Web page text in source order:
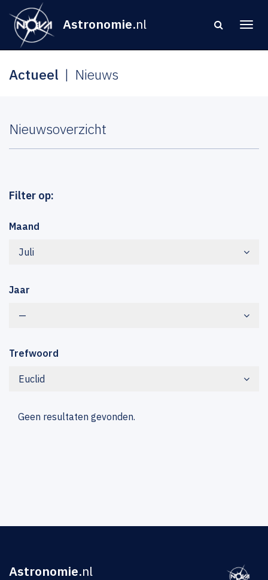
Astronomie.nl
Actueel Nieuws
Nieuwsoverzicht
Filter op:
Maand
Juli
Jaar
—
Trefwoord
Euclid
Geen resultaten gevonden.
Astronomie.nl